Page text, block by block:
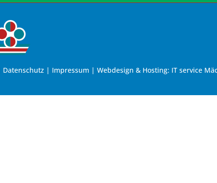
Datenschutz | Impressum | Webdesign & Hosting: IT service